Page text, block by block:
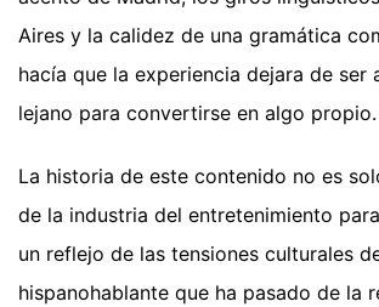
Aires y la calidez de una gramática
hacía que la experiencia dejara de ser
lejano para convertirse en algo propio.
La historia de este contenido no es
de la industria del entretenimiento
un reflejo de las tensiones culturales
hispanohablante que ha pasado de la